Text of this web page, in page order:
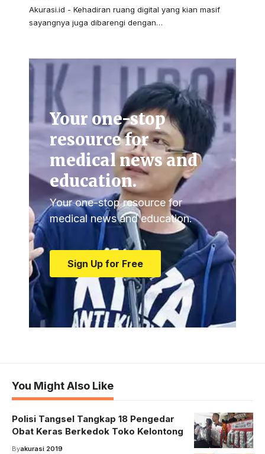
Akurasi.id - Kehadiran ruang digital yang kian masif
sayangnya juga dibarengi dengan…
Your one-stop
resource for
medical news and
education.
Your one-stop resource for
medical news and education.
Sign Up for Free
You Might Also Like
Polisi Tangsel Tangkap 18 Pengedar
Obat Keras Berkedok Toko Kelontong
Byakurasi 2019